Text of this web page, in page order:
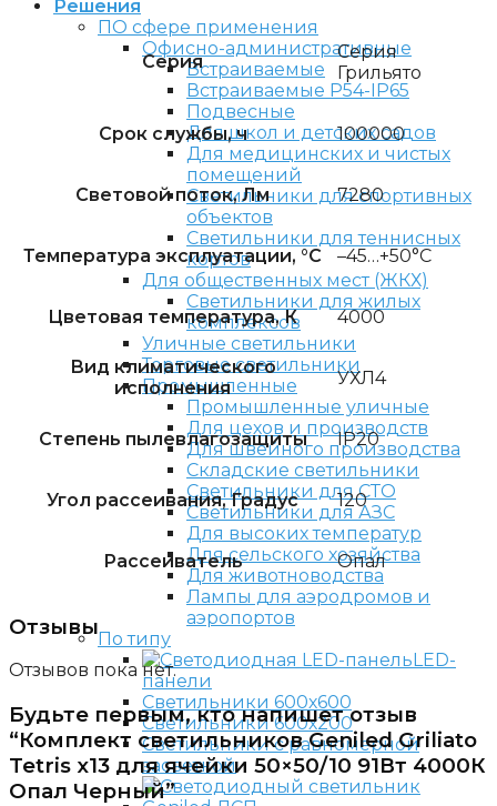
Решения
ПО сфере применения
Офисно-административные
Встраиваемые
Встраиваемые P54-IP65
Подвесные
Для школ и детских садов
Для медицинских и чистых
помещений
Светильники для спортивных
объектов
Светильники для теннисных
кортов
Для общественных мест (ЖКХ)
Светильники для жилых
комплексов
Уличные светильники
Торговые светильники
Промышленные
Промышленные уличные
Для цехов и производств
Для швейного производства
Складские светильники
Светильники для СТО
Светильники для АЗС
Для высоких температур
Для сельского хозяйства
Для животноводства
Лампы для аэродромов и
аэропортов
По типу
LED-
панели
Светильники 600х600
Светильники 600х200
Светильники с равномерной
засветкой
Серия
Серия
Грильято
Срок службы, ч 100000
Световой поток, Лм 7280
Температура эксплуатации, °C –45…+50°С
Цветовая температура, К 4000
Вид климатического
исполнения
УХЛ4
Степень пылевлагозащиты IP20
Угол рассеивания, Градус 120
Рассеиватель Опал
Отзывы
Отзывов пока нет.
Будьте первым, кто напишет отзыв
“Комплект светильников Geniled Griliato
Tetris x13 для ячейки 50×50/10 91Вт 4000К
Опал Черный”